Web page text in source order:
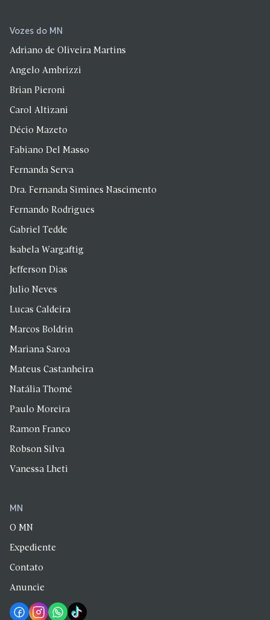
Vozes do MN
Adriano de Oliveira Martins
Angelo Ambrizzi
Brian Pieroni
Carol Altizani
Décio Mazeto
Fabiano Del Masso
Fernanda Serva
Dra. Fernanda Simines Nascimento
Fernando Rodrigues
Gabriel Tedde
Isabela Wargaftig
Jefferson Dias
Julio Neves
Lucas Caldeira
Marcos Boldrin
Mariana Saroa
Mateus Castanheira
Natália Thomé
Paulo Moreira
Ramon Franco
Robson Silva
Vanessa Lheti
MN
O MN
Expediente
Contato
Anuncie